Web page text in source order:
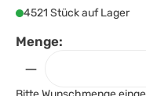
4521 Stück auf Lager
Menge: